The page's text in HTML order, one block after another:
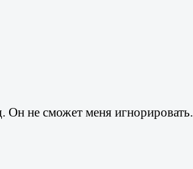
Он не сможет меня игнорировать.